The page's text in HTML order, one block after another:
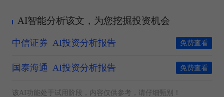
AI智能分析该文，为您挖掘投资机会
中信证券 AI投资分析报告 免费查看
国泰海通 AI投资分析报告 免费查看
该AI功能处于试用阶段，内容仅供参考，请仔细甄别！